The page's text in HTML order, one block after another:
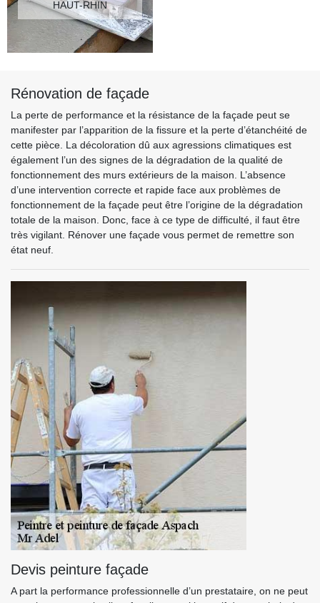
HAUT-RHIN
Rénovation de façade
La perte de performance et la résistance de la façade peut se
manifester par l’apparition de la fissure et la perte d’étanchéité de
cette pièce. La décoloration dû aux agressions climatiques est
également l’un des signes de la dégradation de la qualité de
fonctionnement des murs extérieurs de la maison. L’absence
d’une intervention correcte et rapide face aux problèmes de
fonctionnement de la façade peut être l’origine de la dégradation
totale de la maison. Donc, face à ce type de difficulté, il faut être
très vigilant. Rénover une façade vous permet de remettre son
état neuf.
Devis peinture façade
A part la performance professionnelle d’un prestataire, on ne peut